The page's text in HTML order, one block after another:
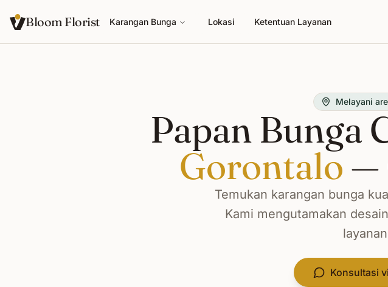
Bloom Florist Karangan Bunga Lokasi Ketentuan Layanan
Melayani
Papan Bunga
Gorontalo —
Temukan karangan bunga
Kami mengutamakan
layanan
Konsultasi